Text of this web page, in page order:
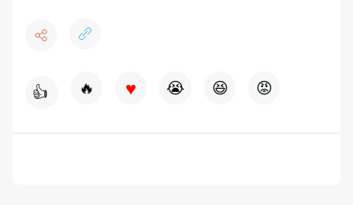
👍 🔥 ♥ 😭 😆 😡